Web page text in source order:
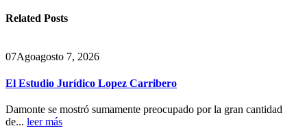
Related Posts
07Agoagosto 7, 2026
El Estudio Jurídico Lopez Carribero
Damonte se mostró sumamente preocupado por la gran cantidad
de... leer más